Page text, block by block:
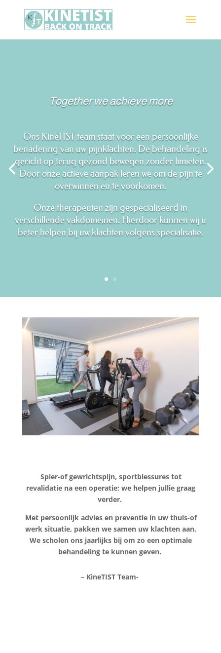
Together we achieve more
Ons KineTIST team staat voor een persoonlijke
benadering van uw pijnklachten. De behandeling is
gericht op terug gezond bewegen zonder limieten.
Door onze actieve aanpak leren we om de pijn te
overwinnen en te voorkomen.
Onze therapeuten zijn gespecialiseerd in
verschillende vakdomeinen. Hierdoor kunnen wij u
beter helpen bij uw klachten volgens specialisatie.
Spier-of gewrichtspijn, sportblessures tot
revalidatie na een operatie; we helpen jullie graag
verder.
Met persoonlijk advies en preventie in uw thuis-of
werk situatie, pakken we samen uw klachten aan.
We scholen ons jaarlijks bij om zo een optimale
behandeling te kunnen geven.
– KineTIST Team-